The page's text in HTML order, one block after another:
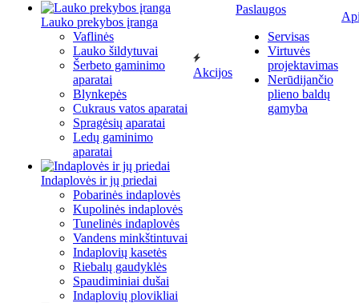
Lauko prekybos įranga
Vaflinės
Lauko šildytuvai
Šerbeto gaminimo
aparatai
Blynkepės
Cukraus vatos aparatai
Spragėsių aparatai
Ledų gaminimo
aparatai
Indaplovės ir jų priedai
Pobarinės indaplovės
Kupolinės indaplovės
Tunelinės indaplovės
Vandens minkštintuvai
Indaplovių kasetės
Riebalų gaudyklės
Spaudiminiai dušai
Indaplovių plovikliai
Akcijos
Paslaugos
Servisas
Virtuvės
projektavimas
Nerūdijančio
plieno baldų
gamyba